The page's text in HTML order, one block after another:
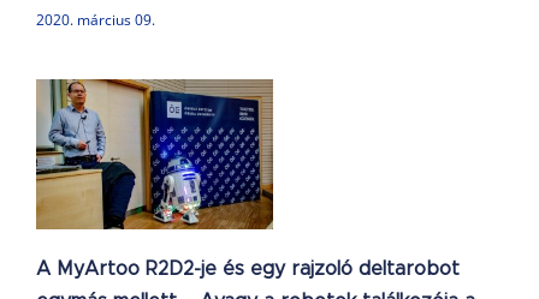
2020. március 09.
A MyArtoo R2D2-je és egy rajzoló deltarobot